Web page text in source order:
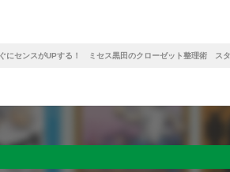
にセンスがUPする！ ミセス黒田のクローゼット整理術 ス